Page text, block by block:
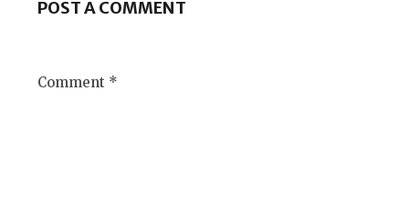
POST A COMMENT
Comment *